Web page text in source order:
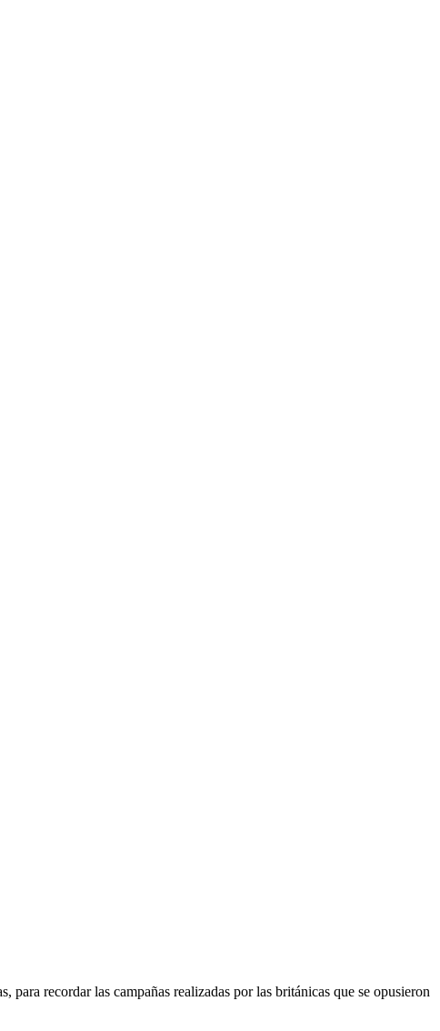
recordar las campañas realizadas por las británicas que se opusieron